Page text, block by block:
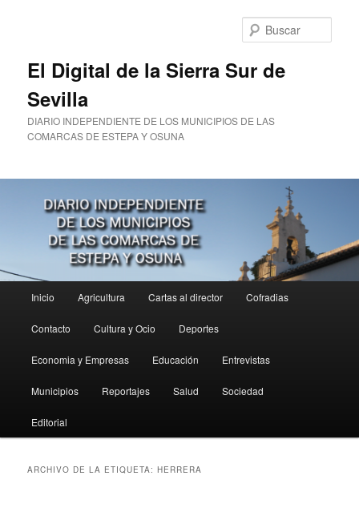
El Digital de la Sierra Sur de
Sevilla
DIARIO INDEPENDIENTE DE LOS MUNICIPIOS DE LAS
COMARCAS DE ESTEPA Y OSUNA
principal
Inicio Agricultura Cartas al director Cofradias
Contacto Cultura y Ocio Deportes
Economia y Empresas Educación Entrevistas
Municipios Reportajes Salud Sociedad
Editorial
ARCHIVO DE LA ETIQUETA:HERRERA